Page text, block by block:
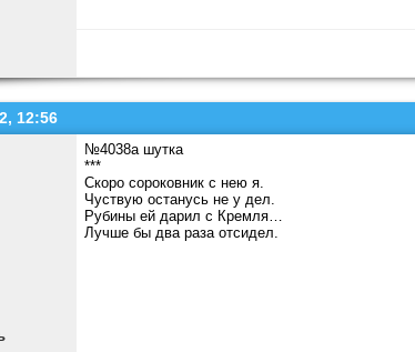
12:56
№4038а шутка
***
Скоро сороковник с нею я.
Чуствую останусь не у дел.
Рубины ей дарил с Кремля…
Лучше бы два раза отсидел.